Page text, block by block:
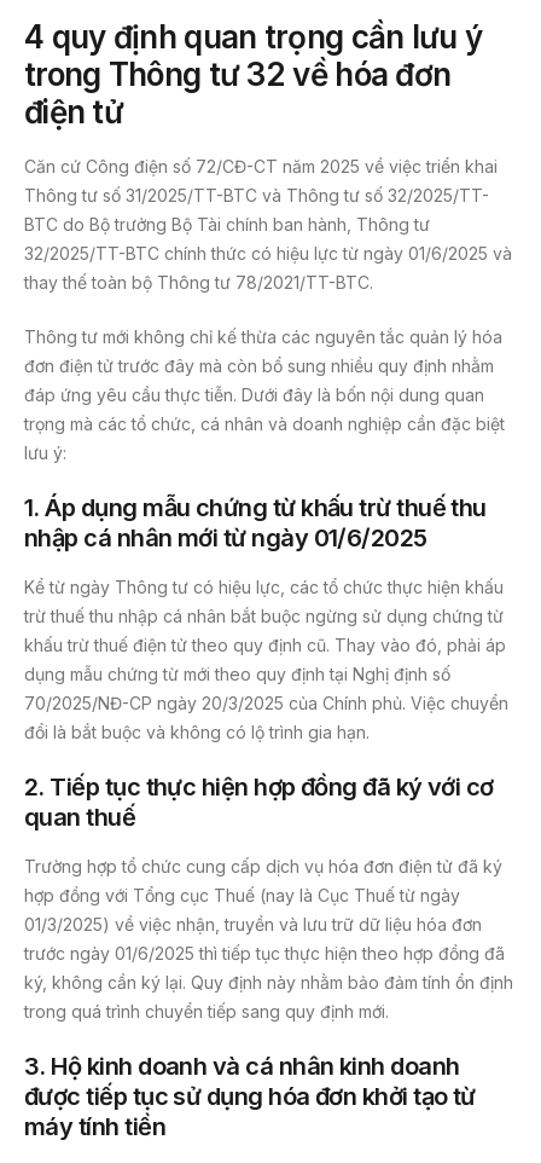
4 quy định quan trọng cần lưu ý
trong Thông tư 32 về hóa đơn
điện tử
Căn cứ Công điện số 72/CĐ-CT năm 2025 về việc triển khai
Thông tư số 31/2025/TT-BTC và Thông tư số 32/2025/TT-
BTC do Bộ trưởng Bộ Tài chính ban hành, Thông tư
32/2025/TT-BTC chính thức có hiệu lực từ ngày 01/6/2025 và
thay thế toàn bộ Thông tư 78/2021/TT-BTC.
Thông tư mới không chỉ kế thừa các nguyên tắc quản lý hóa
đơn điện tử trước đây mà còn bổ sung nhiều quy định nhằm
đáp ứng yêu cầu thực tiễn. Dưới đây là bốn nội dung quan
trọng mà các tổ chức, cá nhân và doanh nghiệp cần đặc biệt
lưu ý:
1.Áp dụng mẫu chứng từ khấu trừ thuế thu
nhập cá nhân mới từ ngày 01/6/2025
Kể từ ngày Thông tư có hiệu lực, các tổ chức thực hiện khấu
trừ thuế thu nhập cá nhân bắt buộc ngừng sử dụng chứng từ
khấu trừ thuế điện tử theo quy định cũ. Thay vào đó, phải áp
dụng mẫu chứng từ mới theo quy định tại Nghị định số
70/2025/NĐ-CP ngày 20/3/2025 của Chính phủ. Việc chuyển
đổi là bắt buộc và không có lộ trình gia hạn.
2. Tiếp tục thực hiện hợp đồng đã ký với cơ
quan thuế
Trường hợp tổ chức cung cấp dịch vụ hóa đơn điện tử đã ký
hợp đồng với Tổng cục Thuế (nay là Cục Thuế từ ngày
01/3/2025) về việc nhận, truyền và lưu trữ dữ liệu hóa đơn
trước ngày 01/6/2025 thì tiếp tục thực hiện theo hợp đồng đã
ký, không cần ký lại. Quy định này nhằm bảo đảm tính ổn định
trong quá trình chuyển tiếp sang quy định mới.
3. Hộ kinh doanh và cá nhân kinh doanh
được tiếp tục sử dụng hóa đơn khởi tạo từ
máy tính tiền